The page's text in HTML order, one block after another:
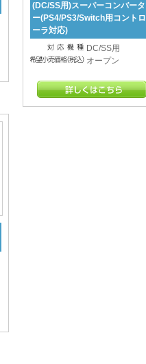
(DC/SS用)スーパーコンバータ
ー(PS4/PS3/Switch用コントロ
ーラ対応)
DC/SS用
オープン